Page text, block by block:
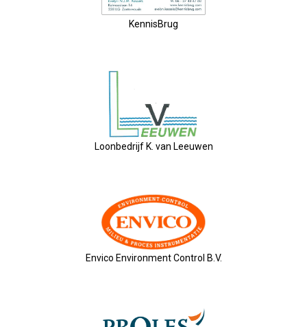
Privé Adressen
Flessenpost
Subsidie Van Economie071
Netwerkontbijt Rijneke Boulevard
Eerste Meet & Greet Druk Bezocht
KennisBrug
Loonbedrijf K. van Leeuwen
Envico Environment Control B.V.